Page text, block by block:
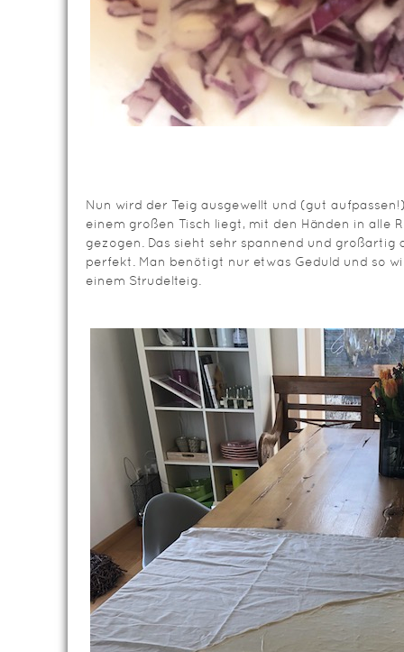
Nun wird der Teig ausgewellt und (gut
einem großen Tisch liegt, mit den Händen in alle
gezogen. Das sieht sehr spannend und
perfekt. Man benötigt nur etwas Geduld und so
einem Strudelteig.